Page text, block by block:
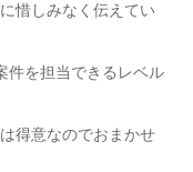
惜しみなく伝えてい
件を担当できるレベル
得意なのでおまかせ